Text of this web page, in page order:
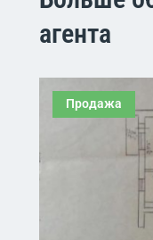
агента
Продажа